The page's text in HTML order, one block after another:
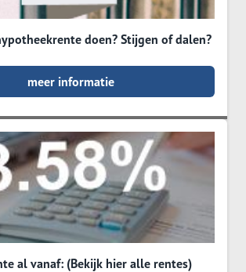
doen? Stijgen of dalen?
meer informatie
al vanaf: (Bekijk hier alle rentes)